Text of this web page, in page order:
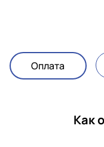
Оплата
Как